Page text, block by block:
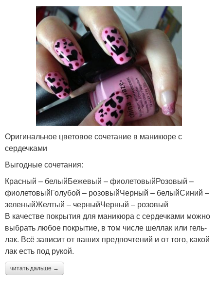
Оригинальное цветовое сочетание в маникюре с
сердечками
Выгодные сочетания:
Красный – белыйБежевый – фиолетовыйРозовый –
фиолетовыйГолубой – розовыйЧерный – белыйСиний –
зеленыйЖелтый – черныйЧерный – розовый
В качестве покрытия для маникюра с сердечками можно
выбрать любое покрытие, в том числе шеллак или гель-
лак. Всё зависит от ваших предпочтений и от того, какой
лак есть под рукой.
читать дальше →